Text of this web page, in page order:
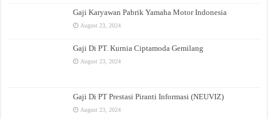
Gaji Karyawan Pabrik Yamaha Motor Indonesia
August 23, 2024
Gaji Di PT. Kurnia Ciptamoda Gemilang
August 23, 2024
Gaji Di PT Prestasi Piranti Informasi (NEUVIZ)
August 23, 2024